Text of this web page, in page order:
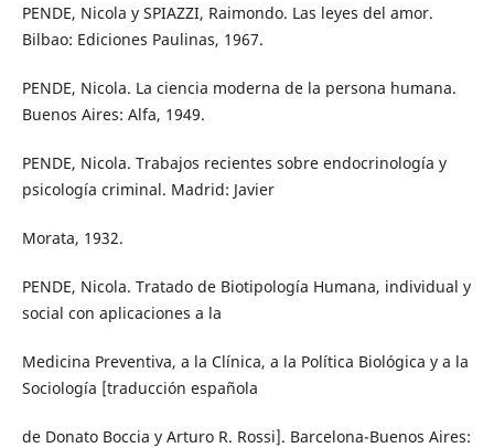
PENDE, Nicola y SPIAZZI, Raimondo. Las leyes del amor.
Bilbao: Ediciones Paulinas, 1967.
PENDE, Nicola. La ciencia moderna de la persona humana.
Buenos Aires: Alfa, 1949.
PENDE, Nicola. Trabajos recientes sobre endocrinología y
psicología criminal. Madrid: Javier
Morata, 1932.
PENDE, Nicola. Tratado de Biotipología Humana, individual y
social con aplicaciones a la
Medicina Preventiva, a la Clínica, a la Política Biológica y a la
Sociología [traducción española
de Donato Boccia y Arturo R. Rossi]. Barcelona-Buenos Aires: